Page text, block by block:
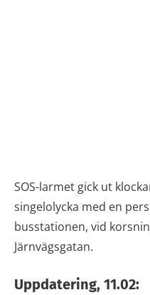
SOS-larmet gick ut
singelolycka med en
busstationen, vid
Järnvägsgatan.
Uppdatering, 11.02: